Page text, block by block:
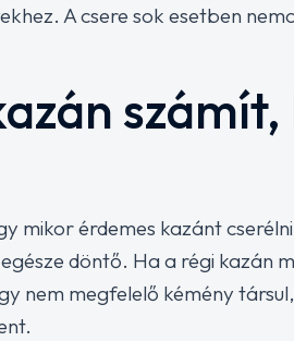
A csere sok esetben
mikor érdemes kazánt
döntő. Ha a régi kazán
nem megfelelő kémény